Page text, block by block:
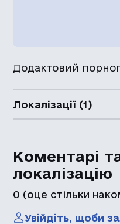
Додактовий
Локалізації (1)
Коментарі
локалізацію
0 (оце стільки
Увійдіть, щоби